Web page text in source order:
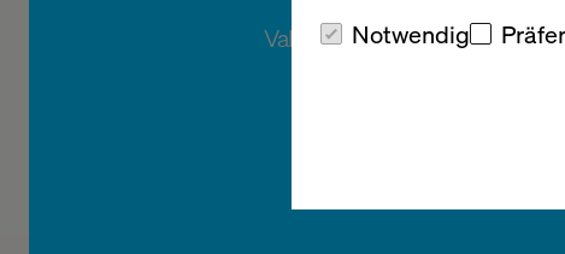
Notwendig
Valtech entwickelt für